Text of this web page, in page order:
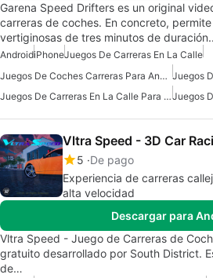
Garena Speed Drifters es un original
carreras de coches. En concreto,
vertiginosas de tres minutos de
AndroidiPhoneJuegos De Carreras En La Calle
Juegos De Coches Carreras Para Android
Juegos De Carreras En La Calle Para Android
Vltra Speed - 3D Car
5 De pago
Experiencia de carreras
alta velocidad
Descargar para
Vltra Speed - Juego de Carreras de
gratuito desarrollado por South District.
de…